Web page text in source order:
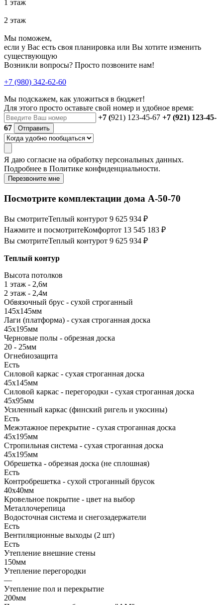
1 этаж
2 этаж
Мы поможем,
если у Вас есть своя планировка или Вы хотите изменить
существующую
Возникли вопросы? Просто позвоните нам!
+7 (980) 342-62-60
Мы подскажем, как уложиться в бюджет!
Для этого просто оставьте свой номер и удобное время:
+7 (921) 123-45-67 +7 (921) 123-45-
67
Отправить
Я даю согласие на обработку персональных данных.
Подробнее в Политике конфиденциальности.
Перезвоните мне
Посмотрите комплектации дома А-50-70
Вы смотритеТеплый контурот 9 625 934 ₽
Нажмите и посмотритеКомфортот 13 545 183 ₽
Вы смотритеТеплый контурот 9 625 934 ₽
Теплый контур
Высота потолков
1 этаж - 2,6м
2 этаж - 2,4м
Обвязочный брус - сухой строганный
145х145мм
Лаги (платформа) - сухая строганная доска
45х195мм
Черновые полы - обрезная доска
20 - 25мм
Огнебиозащита
Есть
Силовой каркас - сухая строганная доска
45х145мм
Силовой каркас - перегородки - сухая строганная доска
45х95мм
Усиленный каркас (финский ригель и укосины)
Есть
Межэтажное перекрытие - сухая строганная доска
45х195мм
Стропильная система - сухая строганная доска
45х195мм
Обрешетка - обрезная доска (не сплошная)
Есть
Контробрешетка - сухой строганный брусок
40х40мм
Кровельное покрытие - цвет на выбор
Металлочерепица
Водосточная система и снегозадержатели
Есть
Вентиляционные выходы (2 шт)
Есть
Утепление внешние стены
150мм
Утепление перегородки
—
Утепление пол и перекрытие
200мм